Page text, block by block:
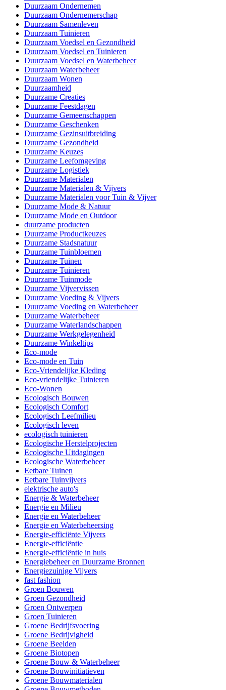
Duurzaam Ondernemen
Duurzaam Ondernemerschap
Duurzaam Samenleven
Duurzaam Tuinieren
Duurzaam Voedsel en Gezondheid
Duurzaam Voedsel en Tuinieren
Duurzaam Voedsel en Waterbeheer
Duurzaam Waterbeheer
Duurzaam Wonen
Duurzaamheid
Duurzame Creaties
Duurzame Feestdagen
Duurzame Gemeenschappen
Duurzame Geschenken
Duurzame Gezinsuitbreiding
Duurzame Gezondheid
Duurzame Keuzes
Duurzame Leefomgeving
Duurzame Logistiek
Duurzame Materialen
Duurzame Materialen & Vijvers
Duurzame Materialen voor Tuin & Vijver
Duurzame Mode & Natuur
Duurzame Mode en Outdoor
duurzame producten
Duurzame Productkeuzes
Duurzame Stadsnatuur
Duurzame Tuinbloemen
Duurzame Tuinen
Duurzame Tuinieren
Duurzame Tuinmode
Duurzame Vijvervissen
Duurzame Voeding & Vijvers
Duurzame Voeding en Waterbeheer
Duurzame Waterbeheer
Duurzame Waterlandschappen
Duurzame Werkgelegenheid
Duurzame Winkeltips
Eco-mode
Eco-mode en Tuin
Eco-Vriendelijke Kleding
Eco-vriendelijke Tuinieren
Eco-Wonen
Ecologisch Bouwen
Ecologisch Comfort
Ecologisch Leefmilieu
Ecologisch leven
ecologisch tuinieren
Ecologische Herstelprojecten
Ecologische Uitdagingen
Ecologische Waterbeheer
Eetbare Tuinen
Eetbare Tuinvijvers
elektrische auto's
Energie & Waterbeheer
Energie en Milieu
Energie en Waterbeheer
Energie en Waterbeheersing
Energie-efficiënte Vijvers
Energie-efficiëntie
Energie-efficiëntie in huis
Energiebeheer en Duurzame Bronnen
Energiezuinige Vijvers
fast fashion
Groen Bouwen
Groen Gezondheid
Groen Ontwerpen
Groen Tuinieren
Groene Bedrijfsvoering
Groene Bedrijvigheid
Groene Beelden
Groene Biotopen
Groene Bouw & Waterbeheer
Groene Bouwinitiatieven
Groene Bouwmaterialen